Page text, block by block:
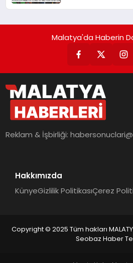
Malatya'da Haberin
Reklam & İşbirliği:
Hakkımızda
KünyeGizlilik PolitikasıÇerez
Copyright © 2025 Tüm hakları
Seobaz Haber